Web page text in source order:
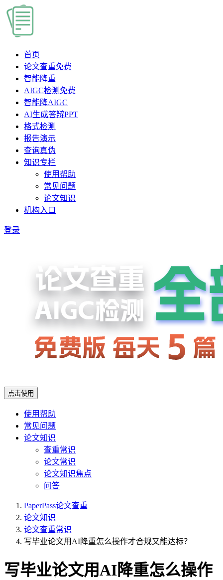
首页
论文查重免费
智能降重
AIGC检测 免费
智能降AIGC
AI生成答辩PPT
格式检测
报告演示
查询真伪
知识专栏
使用帮助
常见问题
论文知识
机构入口
登录
点击使用
使用帮助
常见问题
论文知识
查重常识
论文常识
论文知识焦点
问答
PaperPass论文查重
论文知识
论文查重常识
写毕业论文用AI降重怎么操作才合规又能达标？
写毕业论文用AI降重怎么操作